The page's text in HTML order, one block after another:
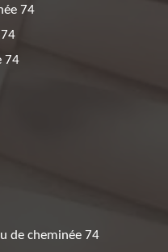
74
74
de cheminée 74